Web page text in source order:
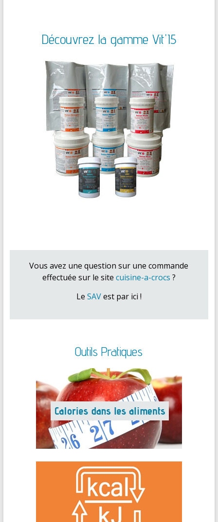
Découvrez la gamme Vit'I5
Vous avez une question sur une commande
effectuée sur le site cuisine-a-crocs ?
Le SAVest par ici !
Outils Pratiques